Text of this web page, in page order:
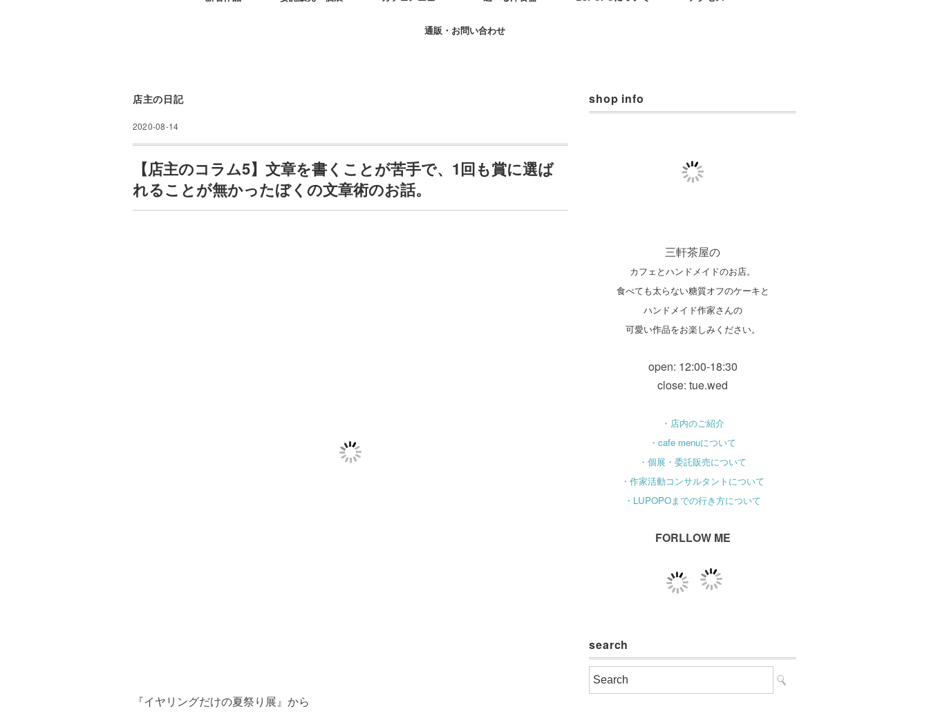
通販・お問い合わせ
店主の日記
2020-08-14
【店主のコラム5】文章を書くことが苦手で、1回も賞に選ば
れることが無かったぼくの文章術のお話。
『イヤリングだけの夏祭り展』から
shop info
三軒茶屋の
カフェとハンドメイドのお店。
食べても太らない糖質オフのケーキと
ハンドメイド作家さんの
可愛い作品をお楽しみください。
open: 12:00-18:30
close: tue.wed
・店内のご紹介
・cafe menuについて
・個展・委託販売について
・作家活動コンサルタントについて
・LUPOPOまでの行き方について
FORLLOW ME
search